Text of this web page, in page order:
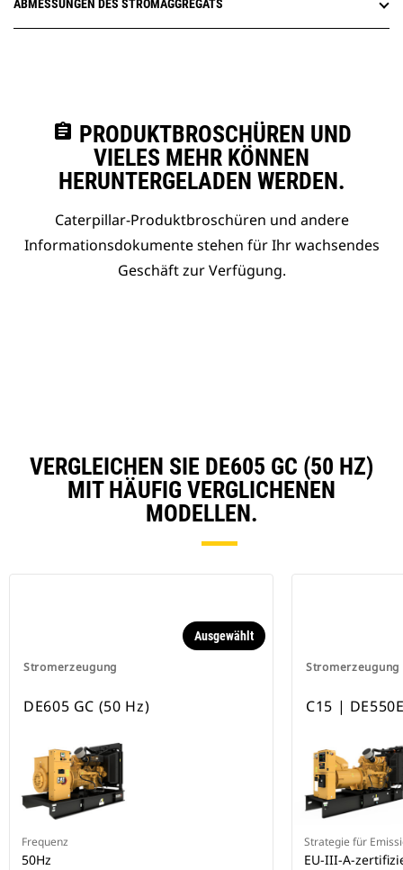
ABMESSUNGEN DES STROMAGGREGATS
assignment PRODUKTBROSCHÜREN UND
VIELES MEHR KÖNNEN
HERUNTERGELADEN WERDEN.
Caterpillar-Produktbroschüren und andere
Informationsdokumente stehen für Ihr wachsendes
Geschäft zur Verfügung.
VERGLEICHEN SIE DE605 GC (50 HZ)
MIT HÄUFIG VERGLICHENEN
MODELLEN.
Stromerzeugung
Ausgewählt
DE605 GC (50 Hz)
Frequenz
50Hz
Stromerzeugung
C15 |
Strategie für
EU-III-A-